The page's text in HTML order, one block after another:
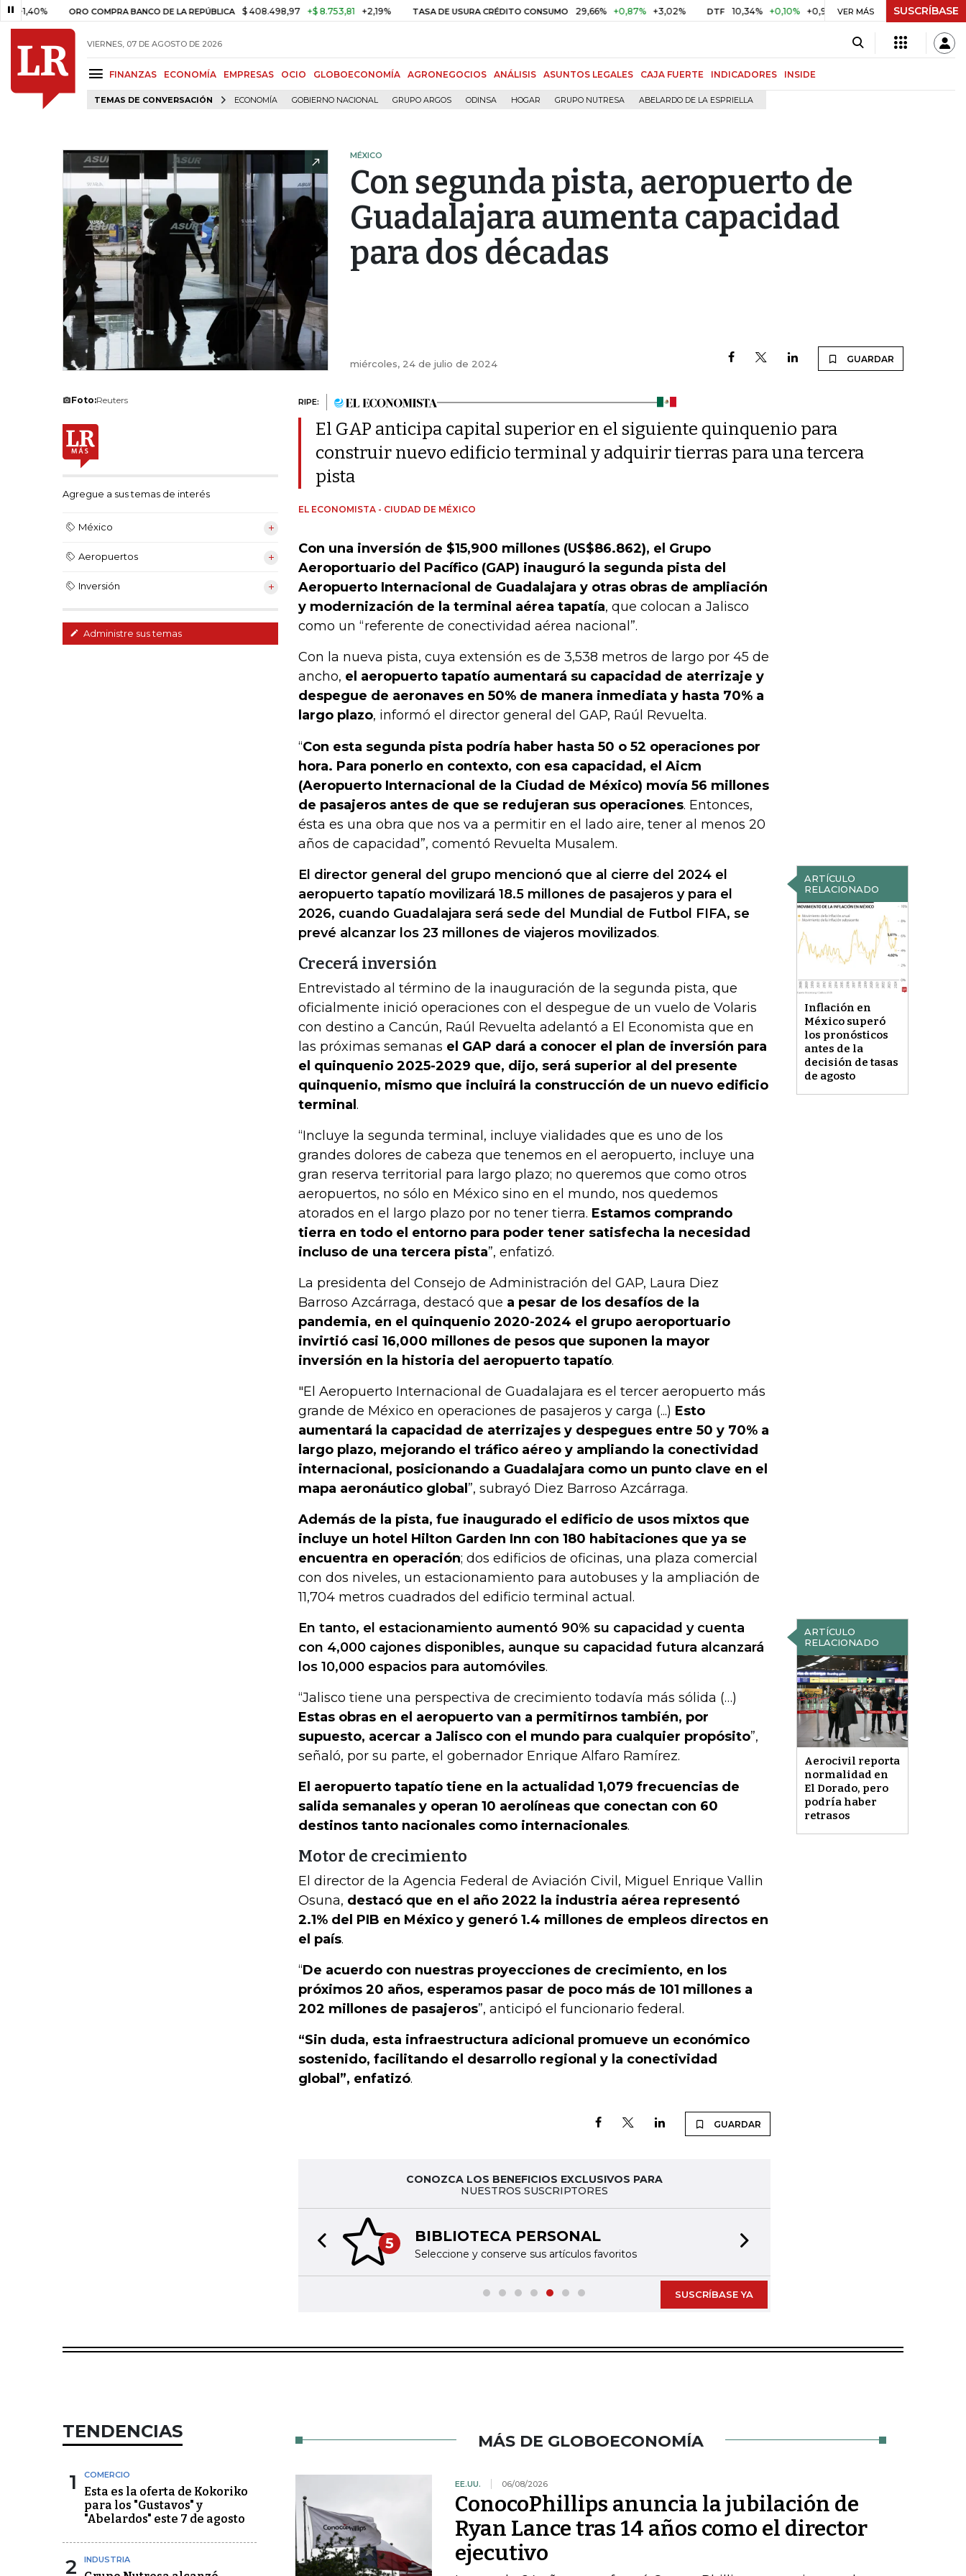
ORO COMPRA BANCO DE LA REPÚBLICA $ 408.498,97 +$ 8.753,81 +2,19% TASA DE USURA CRÉDITO CONSUMO 29,66% +0,87% +3,02% DTF 10,34% +0,10% +0,98% UVR $ 416,91 +$ 0,05 +0,01%
VER MÁS SUSCRÍBASE
VIERNES, 07 DE AGOSTO DE 2026
FINANZAS ECONOMÍA EMPRESAS OCIO GLOBOECONOMÍA AGRONEGOCIOS ANÁLISIS ASUNTOS LEGALES CAJA FUERTE INDICADORES INSIDE
TEMAS DE CONVERSACIÓN ECONOMÍA GOBIERNO NACIONAL GRUPO ARGOS ODINSA HOGAR GRUPO NUTRESA ABELARDO DE LA ESPRIELLA
MÉXICO
Con segunda pista, aeropuerto de
Guadalajara aumenta capacidad
para dos décadas
miércoles, 24 de julio de 2024 GUARDAR
Foto:Reuters
Agregue a sus temas de interés
México
Aeropuertos
Inversión
Administre sus temas
RIPE:
El GAP anticipa capital superior en el siguiente quinquenio para
construir nuevo edificio terminal y adquirir tierras para una tercera
pista
EL ECONOMISTA - CIUDAD DE MÉXICO
Con una inversión de $15,900 millones (US$86.862), el Grupo
Aeroportuario del Pacífico (GAP) inauguró la segunda pista del
Aeropuerto Internacional de Guadalajara y otras obras de ampliación
y modernización de la terminal aérea tapatía, que colocan a Jalisco
como un “referente de conectividad aérea nacional”.
Con la nueva pista, cuya extensión es de 3,538 metros de largo por 45 de
ancho, el aeropuerto tapatío aumentará su capacidad de aterrizaje y
despegue de aeronaves en 50% de manera inmediata y hasta 70% a
largo plazo, informó el director general del GAP, Raúl Revuelta.
“Con esta segunda pista podría haber hasta 50 o 52 operaciones por
hora. Para ponerlo en contexto, con esa capacidad, el Aicm
(Aeropuerto Internacional de la Ciudad de México) movía 56 millones
de pasajeros antes de que se redujeran sus operaciones. Entonces,
ésta es una obra que nos va a permitir en el lado aire, tener al menos 20
años de capacidad”, comentó Revuelta Musalem.
ARTÍCULO
RELACIONADO
Inflación en
México superó
los pronósticos
antes de la
decisión de tasas
de agosto
El director general del grupo mencionó que al cierre del 2024 el
aeropuerto tapatío movilizará 18.5 millones de pasajeros y para el
2026, cuando Guadalajara será sede del Mundial de Futbol FIFA, se
prevé alcanzar los 23 millones de viajeros movilizados.
Crecerá inversión
Entrevistado al término de la inauguración de la segunda pista, que
oficialmente inició operaciones con el despegue de un vuelo de Volaris
con destino a Cancún, Raúl Revuelta adelantó a El Economista que en
las próximas semanas el GAP dará a conocer el plan de inversión para
el quinquenio 2025-2029 que, dijo, será superior al del presente
quinquenio, mismo que incluirá la construcción de un nuevo edificio
terminal .
“Incluye la segunda terminal, incluye vialidades que es uno de los
grandes dolores de cabeza que tenemos en el aeropuerto, incluye una
gran reserva territorial para largo plazo; no queremos que como otros
aeropuertos, no sólo en México sino en el mundo, nos quedemos
atorados en el largo plazo por no tener tierra. Estamos comprando
tierra en todo el entorno para poder tener satisfecha la necesidad
incluso de una tercera pista”, enfatizó.
La presidenta del Consejo de Administración del GAP, Laura Diez
Barroso Azcárraga, destacó que a pesar de los desafíos de la
pandemia, en el quinquenio 2020-2024 el grupo aeroportuario
invirtió casi 16,000 millones de pesos que suponen la mayor
inversión en la historia del aeropuerto tapatío.
"El Aeropuerto Internacional de Guadalajara es el tercer aeropuerto más
grande de México en operaciones de pasajeros y carga (...) Esto
aumentará la capacidad de aterrizajes y despegues entre 50 y 70% a
largo plazo, mejorando el tráfico aéreo y ampliando la conectividad
internacional, posicionando a Guadalajara como un punto clave en el
mapa aeronáutico global ”, subrayó Diez Barroso Azcárraga.
Además de la pista, fue inaugurado el edificio de usos mixtos que
incluye un hotel Hilton Garden Inn con 180 habitaciones que ya se
encuentra en operación; dos edificios de oficinas, una plaza comercial
con dos niveles, un estacionamiento para autobuses y la ampliación de
11,704 metros cuadrados del edificio terminal actual.
ARTÍCULO
RELACIONADO
Aerocivil reporta
normalidad en
El Dorado, pero
podría haber
retrasos
En tanto, el estacionamiento aumentó 90% su capacidad y cuenta
con 4,000 cajones disponibles, aunque su capacidad futura alcanzará
los 10,000 espacios para automóviles.
“Jalisco tiene una perspectiva de crecimiento todavía más sólida (…)
Estas obras en el aeropuerto van a permitirnos también, por
supuesto, acercar a Jalisco con el mundo para cualquier propósito”,
señaló, por su parte, el gobernador Enrique Alfaro Ramírez.
El aeropuerto tapatío tiene en la actualidad 1,079 frecuencias de
salida semanales y operan 10 aerolíneas que conectan con 60
destinos tanto nacionales como internacionales.
Motor de crecimiento
El director de la Agencia Federal de Aviación Civil, Miguel Enrique Vallin
Osuna, destacó que en el año 2022 la industria aérea representó
2.1% del PIB en México y generó 1.4 millones de empleos directos en
el país.
“De acuerdo con nuestras proyecciones de crecimiento, en los
próximos 20 años, esperamos pasar de poco más de 101 millones a
202 millones de pasajeros”, anticipó el funcionario federal.
“Sin duda, esta infraestructura adicional promueve un económico
sostenido, facilitando el desarrollo regional y la conectividad
global”, enfatizó.
GUARDAR
CONOZCA LOS BENEFICIOS EXCLUSIVOS PARA
NUESTROS SUSCRIPTORES
5 BIBLIOTECA PERSONAL
Seleccione y conserve sus artículos favoritos
Previous slide
SUSCRÍBASE YA
TENDENCIAS
1 COMERCIO
Esta es la oferta de Kokoriko
para los "Gustavos" y
"Abelardos" este 7 de agosto
2 INDUSTRIA
MÁS DE GLOBOECONOMÍA
EE.UU. 06/08/2026
ConocoPhillips anuncia la jubilación de
Ryan Lance tras 14 años como el director
ejecutivo